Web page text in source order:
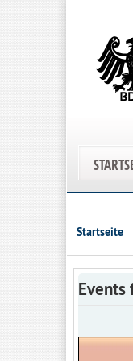
Startseite
Events